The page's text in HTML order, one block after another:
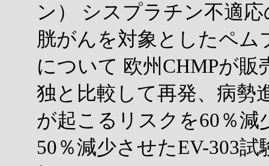
ン） シスプラチン不適
胱がんを対象としたペ
について 欧州CHMPが
独と比較して再発、病勢
が起こるリスクを60％
50％減少させたEV-303